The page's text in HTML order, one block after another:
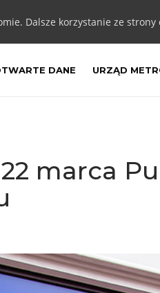
Dalsze korzystanie ze
DANE URZĄD
marca